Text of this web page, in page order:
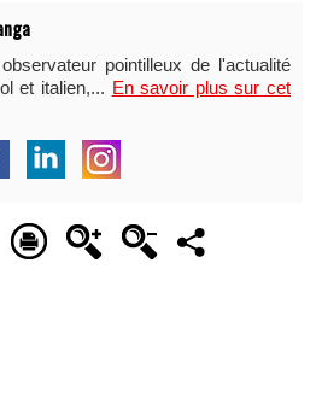
pointilleux de l'actualité
et italien,... En savoir plus sur cet